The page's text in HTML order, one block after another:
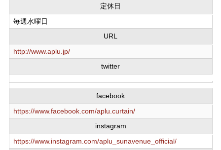
定休日
毎週水曜日
URL
http://www.aplu.jp/
twitter
facebook
https://www.facebook.com/aplu.curtain/
instagram
https://www.instagram.com/aplu_sunavenue_official/